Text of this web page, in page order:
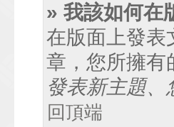
» 我該如何在
在版面上發表
章，您所擁
發表新主題
回頂端